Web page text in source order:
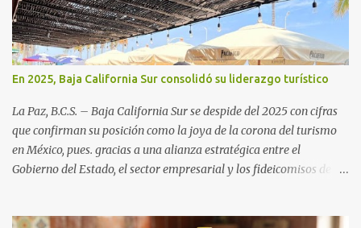
En 2025, Baja California Sur consolidó su liderazgo turístico
La Paz, B.C.S. – Baja California Sur se despide del 2025 con cifras
que confirman su posición como la joya de la corona del turismo
en México, pues. gracias a una alianza estratégica entre el
Gobierno del Estado, el sector empresarial y los fideicomisos de